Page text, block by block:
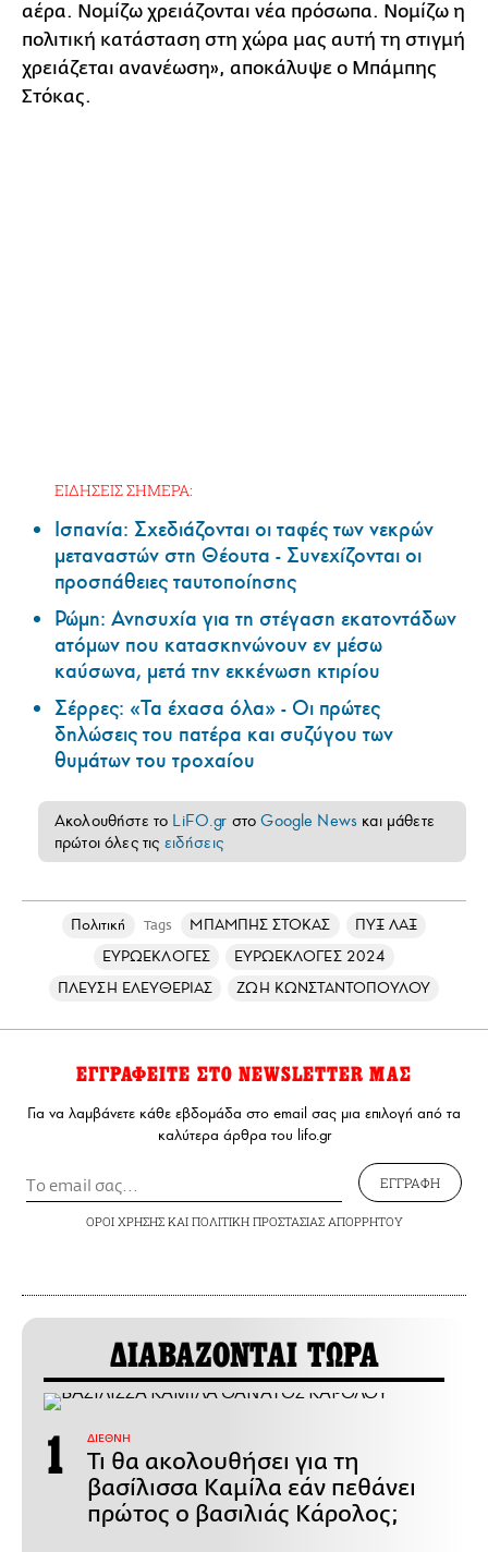
αέρα. Νομίζω χρειάζονται νέα πρόσωπα. Νομίζω η
πολιτική κατάσταση στη χώρα μας αυτή τη στιγμή
χρειάζεται ανανέωση», αποκάλυψε ο Μπάμπης
Στόκας.
ΕΙΔΗΣΕΙΣ ΣΗΜΕΡΑ:
Ισπανία: Σχεδιάζονται οι ταφές των νεκρών
μεταναστών στη Θέουτα - Συνεχίζονται οι
προσπάθειες ταυτοποίησης
Ρώμη: Ανησυχία για τη στέγαση εκατοντάδων
ατόμων που κατασκηνώνουν εν μέσω
καύσωνα, μετά την εκκένωση κτιρίου
Σέρρες: «Τα έχασα όλα» - Οι πρώτες
δηλώσεις του πατέρα και συζύγου των
θυμάτων του τροχαίου
Ακολουθήστε το LiFO.gr στοGoogle News και μάθετε
πρώτοι όλες τις ειδήσεις
Πολιτική Tags ΜΠΑΜΠΗΣ ΣΤΟΚΑΣ
ΠΥΞ ΛΑΞ
ΕΥΡΩΕΚΛΟΓΕΣ
ΕΥΡΩΕΚΛΟΓΕΣ 2024
ΠΛΕΥΣΗ ΕΛΕΥΘΕΡΙΑΣ
ΖΩΗ ΚΩΝΣΤΑΝΤΟΠΟΥΛΟΥ
ΕΓΓΡΑΦΕΙΤΕ ΣΤΟ NEWSLETTER ΜΑΣ
Για να λαμβάνετε κάθε εβδομάδα στο email σας μια επιλογή από τα
καλύτερα άρθρα του lifo.gr
ΕΓΓΡΑΦΗ
ΟΡΟΙ ΧΡΗΣΗΣΚΑΙ ΠΟΛΙΤΙΚΗ ΠΡΟΣΤΑΣΙΑΣ ΑΠΟΡΡΗΤΟΥ
ΔΙΑΒΑΖΟΝΤΑΙ ΤΩΡΑ
ΔΙΕΘΝΗ
Τι θα ακολουθήσει για τη
βασίλισσα Καμίλα εάν πεθάνει
πρώτος ο βασιλιάς Κάρολος;